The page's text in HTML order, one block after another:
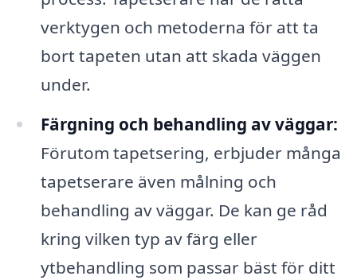
verktygen och metoderna för att ta
bort tapeten utan att skada väggen
under.
Färgning och behandling av väggar:
Förutom tapetsering, erbjuder många
tapetserare även målning och
behandling av väggar. De kan ge råd
kring vilken typ av färg eller
ytbehandling som passar bäst för ditt